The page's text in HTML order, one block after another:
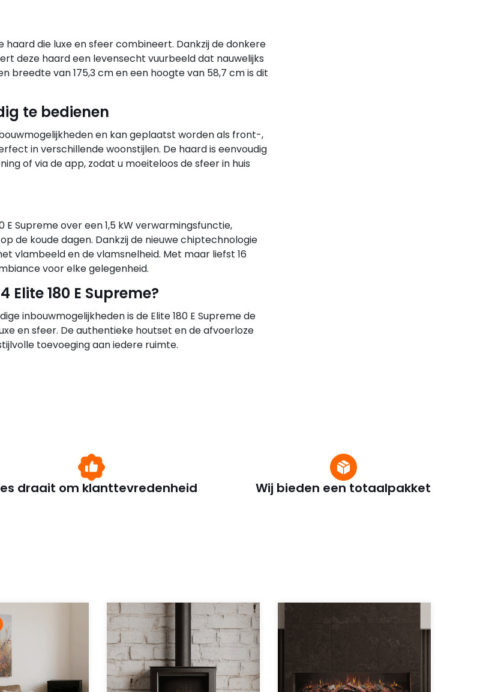
haard die luxe en sfeer combineert. Dankzij de donkere
deze haard een levensecht vuurbeeld dat nauwelijks
breedte van 175,3 cm en een hoogte van 58,7 cm is dit
te bedienen
en kan geplaatst worden als front-,
in verschillende woonstijlen. De haard is eenvoudig
of via de app, zodat u moeiteloos de sfeer in huis
Supreme over een 1,5 kW verwarmingsfunctie,
de koude dagen. Dankzij de nieuwe chiptechnologie
vlambeeld en de vlamsnelheid. Met maar liefst 16
voor elke gelegenheid.
180 E Supreme?
inbouwmogelijkheden is de Elite 180 E Supreme de
en sfeer. De authentieke houtset en de afvoerloze
toevoeging aan iedere ruimte.
draait om klanttevredenheid Wij bieden een totaalpakket